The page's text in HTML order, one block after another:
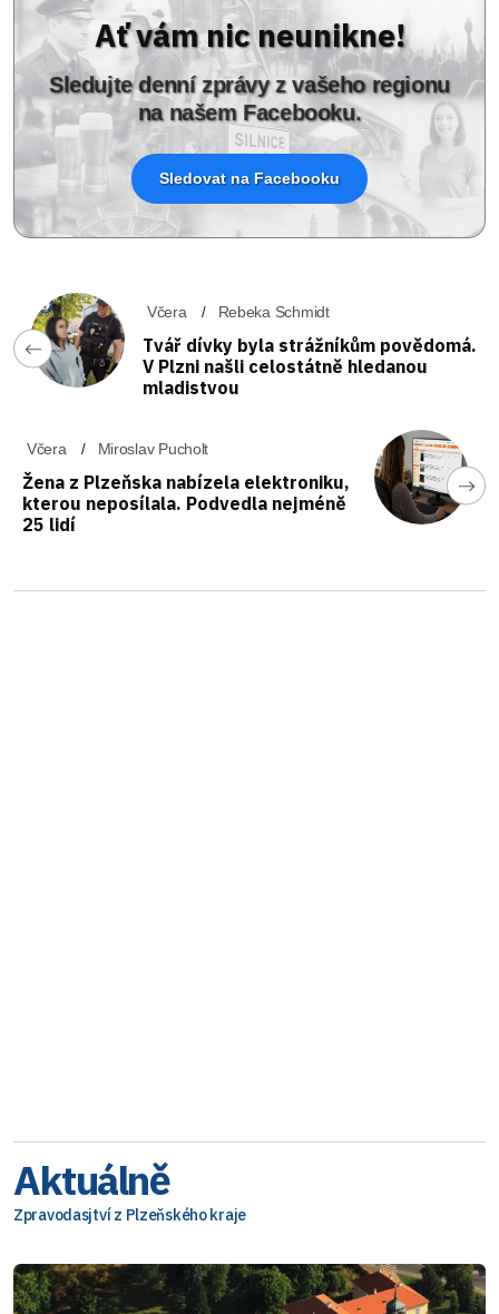
Ať vám nic neunikne!
Sledujte denní zprávy z vašeho regionu
na našem Facebooku.
Sledovat na Facebooku
Včera Rebeka Schmidt
Tvář dívky byla strážníkům povědomá.
V Plzni našli celostátně hledanou
mladistvou
Včera Miroslav Pucholt
Žena z Plzeňska nabízela elektroniku,
kterou neposílala. Podvedla nejméně
25 lidí
Aktuálně
Zpravodasjtví z Plzeňského kraje